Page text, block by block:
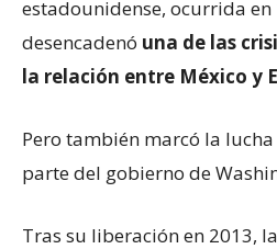
estadounidense, ocurrida en
desencadenó una de las
la relación entre México y E
Pero también marcó la
parte del gobierno de
Tras su liberación en 2013,